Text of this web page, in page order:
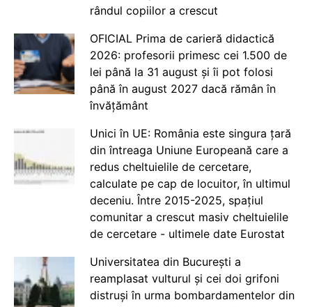
rândul copiilor a crescut
OFICIAL Prima de carieră didactică
2026: profesorii primesc cei 1.500 de
lei până la 31 august și îi pot folosi
până în august 2027 dacă rămân în
învățământ
Unici în UE: România este singura țară
din întreaga Uniune Europeană care a
redus cheltuielile de cercetare,
calculate pe cap de locuitor, în ultimul
deceniu. Între 2015-2025, spațiul
comunitar a crescut masiv cheltuielile
de cercetare - ultimele date Eurostat
Universitatea din București a
reamplasat vulturul și cei doi grifoni
distruși în urma bombardamentelor din